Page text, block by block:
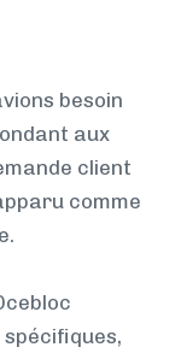
besoin
aux
client
comme